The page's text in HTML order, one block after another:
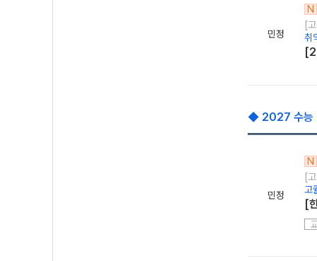
민정
N
[
취
◆ 2027 수능
민정
N
[
고
[